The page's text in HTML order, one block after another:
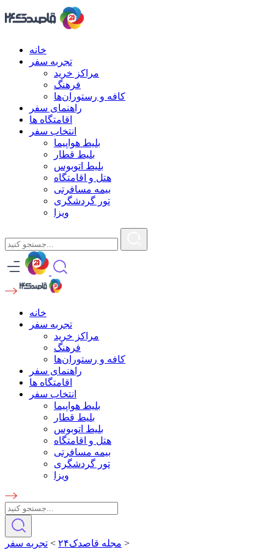
خانه
تجربه سفر
مراکز خرید
فرهنگ
کافه و رستوران‌ها
راهنمای سفر
اقامتگاه ها
انتخاب سفر
بلیط هواپیما
بلیط قطار
بلیط اتوبوس
هتل و اقامتگاه
بیمه مسافرتی
تور گردشگری
ویزا
خانه
تجربه سفر
مراکز خرید
فرهنگ
کافه و رستوران‌ها
راهنمای سفر
اقامتگاه ها
انتخاب سفر
بلیط هواپیما
بلیط قطار
بلیط اتوبوس
هتل و اقامتگاه
بیمه مسافرتی
تور گردشگری
ویزا
مجله قاصدک۲۴ > تجربه سفر >